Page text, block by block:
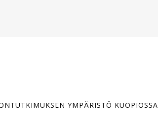
YMPÄRISTÖ KUOPIOSSA